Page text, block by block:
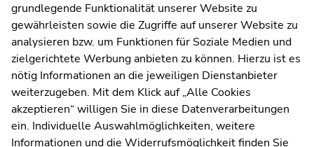
Moodle
UNIGRAZonline
Impressum
Datenschutzerklärung
Cookie-Einstellungen
Barrierefreiheitserklärung
grundlegende Funktionalität unserer Website zu
gewährleisten sowie die Zugriffe auf unserer Website zu
analysieren bzw. um Funktionen für Soziale Medien und
zielgerichtete Werbung anbieten zu können. Hierzu ist es
nötig Informationen an die jeweiligen Dienstanbieter
weiterzugeben. Mit dem Klick auf „Alle Cookies
akzeptieren“ willigen Sie in diese Datenverarbeitungen
ein. Individuelle Auswahlmöglichkeiten, weitere
Informationen und die Widerrufsmöglichkeit finden Sie